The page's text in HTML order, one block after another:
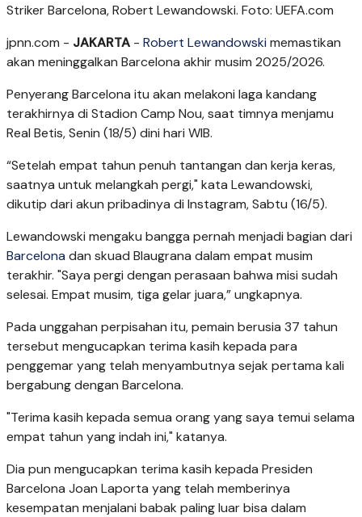
Striker Barcelona, Robert Lewandowski. Foto: UEFA.com
jpnn.com - JAKARTA - Robert Lewandowski memastikan
akan meninggalkan Barcelona akhir musim 2025/2026.
Penyerang Barcelona itu akan melakoni laga kandang
terakhirnya di Stadion Camp Nou, saat timnya menjamu
Real Betis, Senin (18/5) dini hari WIB.
“Setelah empat tahun penuh tantangan dan kerja keras,
saatnya untuk melangkah pergi," kata Lewandowski,
dikutip dari akun pribadinya di Instagram, Sabtu (16/5).
Lewandowski mengaku bangga pernah menjadi bagian dari
Barcelona dan skuad Blaugrana dalam empat musim
terakhir. "Saya pergi dengan perasaan bahwa misi sudah
selesai. Empat musim, tiga gelar juara,” ungkapnya.
Pada unggahan perpisahan itu, pemain berusia 37 tahun
tersebut mengucapkan terima kasih kepada para
penggemar yang telah menyambutnya sejak pertama kali
bergabung dengan Barcelona.
"Terima kasih kepada semua orang yang saya temui selama
empat tahun yang indah ini," katanya.
Dia pun mengucapkan terima kasih kepada Presiden
Barcelona Joan Laporta yang telah memberinya
kesempatan menjalani babak paling luar bisa dalam